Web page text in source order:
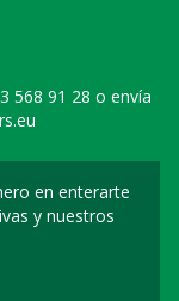
568 91 28 o envía
en enterarte
y nuestros
a nuestro